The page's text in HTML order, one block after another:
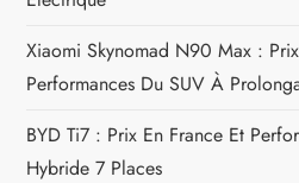
c
l
e
Xiaomi Skynomad N90 Max :
Performances Du SUV À
BYD Ti7 : Prix En France Et
Hybride 7 Places